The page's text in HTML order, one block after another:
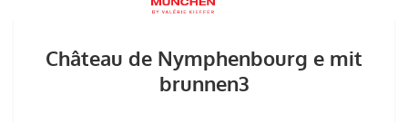
Château de Nymphenbourg e mit
brunnen3